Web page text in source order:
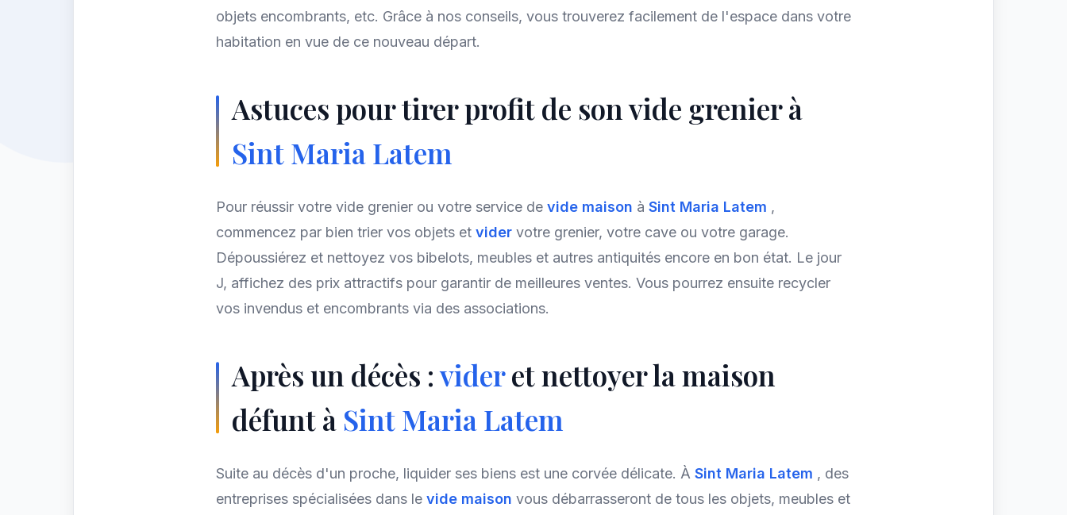
objets encombrants, etc. Grâce à nos conseils, vous trouverez facilement de l'espace dans votre
habitation en vue de ce nouveau départ.
Astuces pour tirer profit de son vide grenier à
Sint Maria Latem
Pour réussir votre vide grenier ou votre service de vide maison à Sint Maria Latem ,
commencez par bien trier vos objets et vider votre grenier, votre cave ou votre garage.
Dépoussiérez et nettoyez vos bibelots, meubles et autres antiquités encore en bon état. Le jour
J, affichez des prix attractifs pour garantir de meilleures ventes. Vous pourrez ensuite recycler
vos invendus et encombrants via des associations.
Après un décès :videret nettoyer la maison
défunt à Sint Maria Latem
Suite au décès d'un proche, liquider ses biens est une corvée délicate. À Sint Maria Latem , des
entreprises spécialisées dans le vide maison vous débarrasseront de tous les objets, meubles et